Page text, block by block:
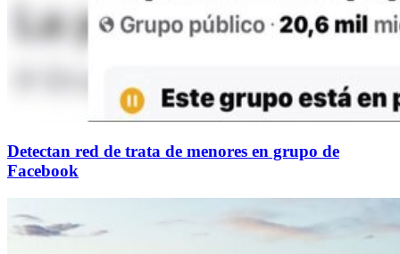
Detectan red de trata de menores en grupo de
Facebook